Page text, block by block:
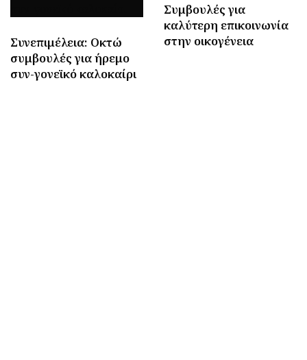
Συνεπιμέλεια: Οκτώ
συμβουλές για ήρεμο
συν-γονεϊκό καλοκαίρι
Συμβουλές για
καλύτερη επικοινωνία
στην οικογένεια